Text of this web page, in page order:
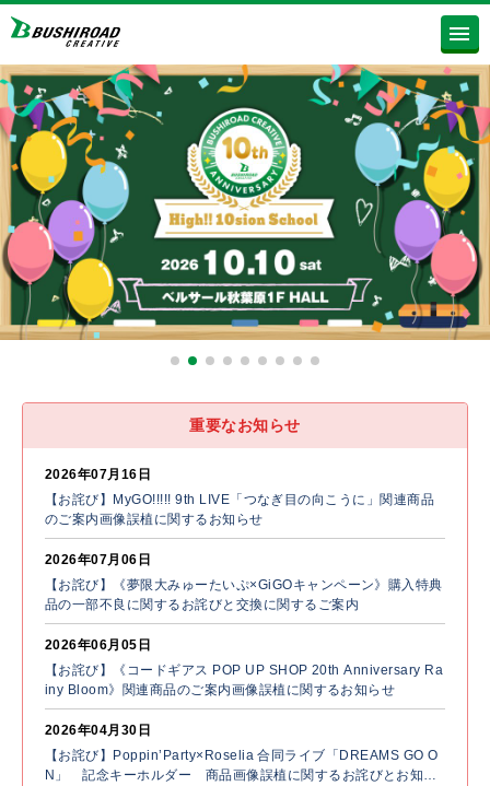
重要なお知らせ
2026年07月16日
【お詫び】MyGO!!!!! 9th LIVE「つなぎ目の向こうに」関連商品
のご案内画像誤植に関するお知らせ
2026年07月06日
【お詫び】《夢限大みゅーたいぷ×GiGOキャンペーン》購入特典
品の一部不良に関するお詫びと交換に関するご案内
2026年06月05日
【お詫び】《コードギアス POP UP SHOP 20th Anniversary Ra
iny Bloom》関連商品のご案内画像誤植に関するお知らせ
2026年04月30日
【お詫び】Poppin’Party×Roselia 合同ライブ「DREAMS GO O
N」 記念キーホルダー 商品画像誤植に関するお詫びとお知ら